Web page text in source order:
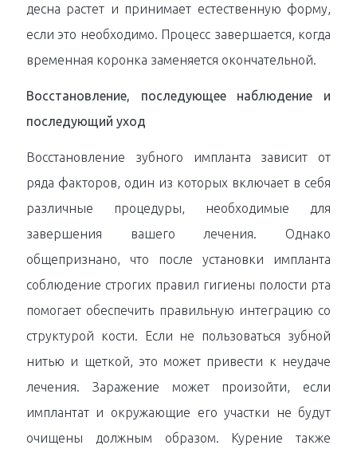
десна растет и принимает естественную форму,
если это необходимо. Процесс завершается, когда
временная коронка заменяется окончательной.
Восстановление, последующее наблюдение и
последующий уход
Восстановление зубного импланта зависит от
ряда факторов, один из которых включает в себя
различные процедуры, необходимые для
завершения вашего лечения. Однако
общепризнано, что после установки импланта
соблюдение строгих правил гигиены полости рта
помогает обеспечить правильную интеграцию со
структурой кости. Если не пользоваться зубной
нитью и щеткой, это может привести к неудаче
лечения. Заражение может произойти, если
имплантат и окружающие его участки не будут
очищены должным образом. Курение также